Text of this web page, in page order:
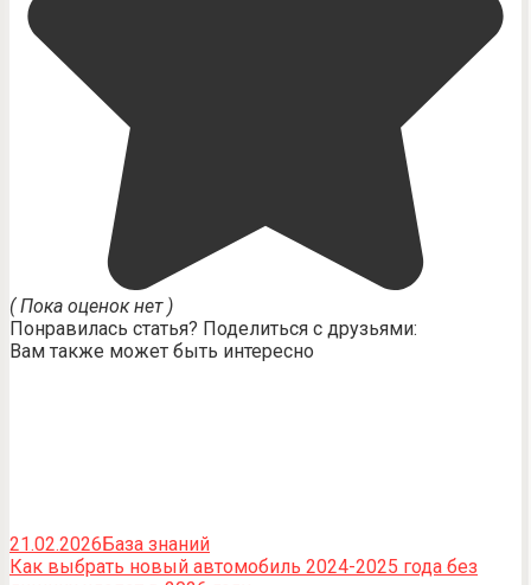
( Пока оценок нет )
Понравилась статья? Поделиться с друзьями:
Вам также может быть интересно
21.02.2026База знаний
Как выбрать новый автомобиль 2024-2025 года без